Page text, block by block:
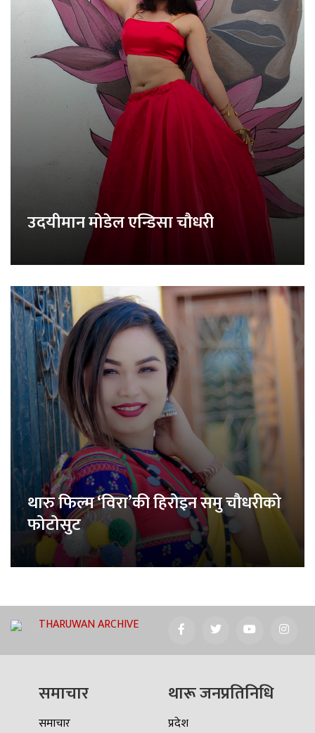
उदयीमान मोडेल एन्डिसा चौधरी
थारु फिल्म ‘विरा’की हिरोइन समु चौधरीको
फोटोसुट
THARUWAN ARCHIVE
समाचार
समाचार
थारू जनप्रतिनिधि
प्रदेश